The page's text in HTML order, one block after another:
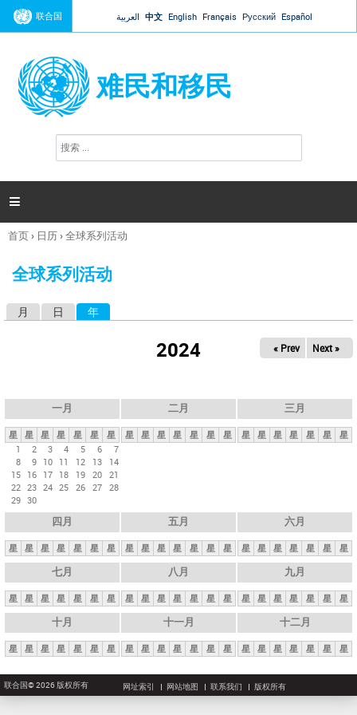
Jump to navigation
联合国 العربية 中文 English Français Русский Español
难民和移民
搜
索

你
这
首页› 日历›全球系列活动
全球系列活动
月 日 年
2024 « Prev Next »
一月
星 星 星 星 星 星
星
1
2 3 4 5 6
7
8
9 10 11 12 13
14
15 16 17 18 19 20 21
22 23 24 25 26 27 28
29 30
二月
星 星 星 星 星 星 星
三月
星 星 星 星 星 星 星
四月
星 星 星 星 星 星 星
五月
星 星 星 星 星 星 星
六月
星 星 星 星 星 星 星
七月
星 星 星 星 星 星 星
八月
星 星 星 星 星 星 星
九月
星 星 星 星 星 星 星
十月
星 星 星 星 星 星 星
十一月
星 星 星 星 星 星 星
十二月
星 星 星 星 星 星 星
联合国© 2026 版权所有 网址索引 网站地图 联系我们 版权所有